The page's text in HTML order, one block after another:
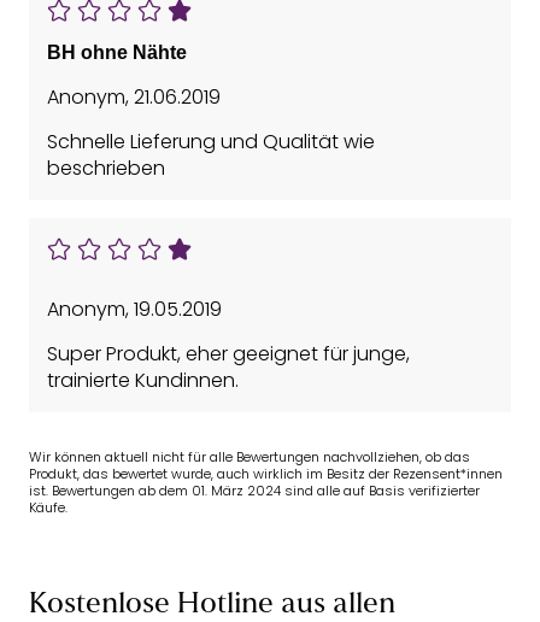
BH ohne Nähte
Anonym,21.06.2019
Schnelle Lieferung und Qualität wie
beschrieben
Anonym,19.05.2019
Super Produkt, eher geeignet für junge,
trainierte Kundinnen.
Wir können aktuell nicht für alle Bewertungen nachvollziehen, ob das
Produkt, das bewertet wurde, auch wirklich im Besitz der Rezensent*innen
ist. Bewertungen ab dem 01. März 2024 sind alle auf Basis verifizierter
Käufe.
Kostenlose Hotline aus allen